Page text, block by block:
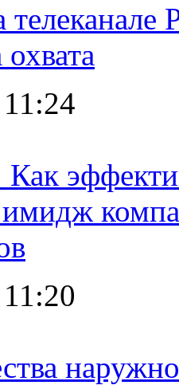
охвата
Как
имидж